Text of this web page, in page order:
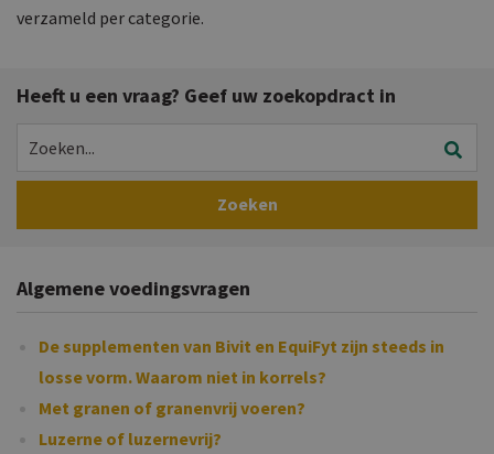
verzameld per categorie.
Heeft u een vraag? Geef uw zoekopdract in
Algemene voedingsvragen
De supplementen van Bivit en EquiFyt zijn steeds in
losse vorm. Waarom niet in korrels?
Met granen of granenvrij voeren?
Luzerne of luzernevrij?